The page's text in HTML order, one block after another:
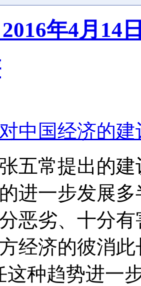
年4月14
中国经济的
五常提出的
进一步发展
恶劣、十分
经济的彼消
这种趋势进一